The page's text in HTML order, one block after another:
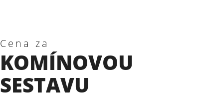
Cena za
KOMÍNOVOU
SESTAVU